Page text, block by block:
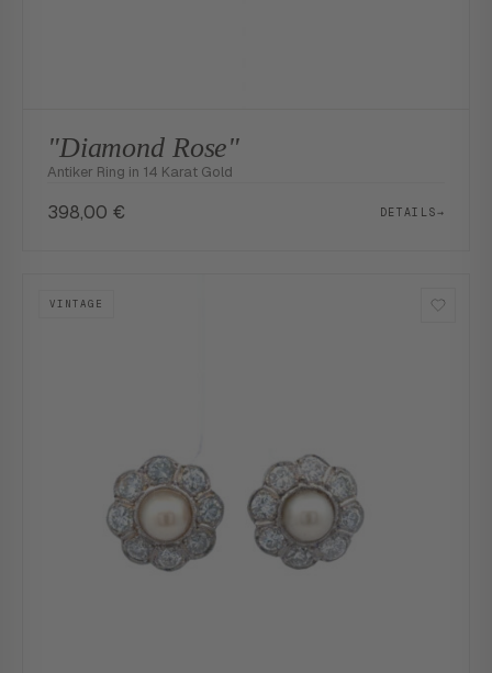
"Diamond Rose"
Antiker Ring in 14 Karat Gold
398,00 € DETAILS→
VINTAGE